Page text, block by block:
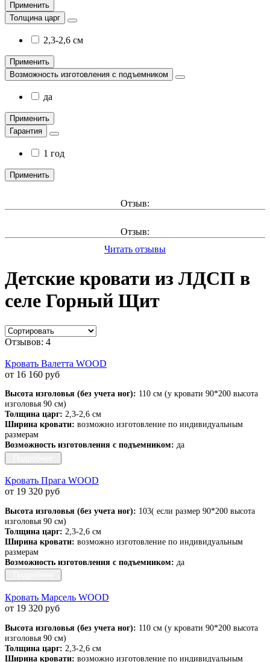
Применить
Толщина царг
2,3-2,6 см
Применить
Возможность изготовления с подъемником
да
Применить
Гарантия
1 год
Применить
Отзыв:
Отзыв:
Читать отзывы
Детские кровати из ЛДСП в
селе Горный Щит
Отзывов: 4
Кровать Валетта WOOD
от 16 160 руб
Высота изголовья (без учета ног): 110 см (у кровати 90*200 высота
изголовья 90 см)
Толщина царг: 2,3-2,6 см
Ширина кровати: возможно изготовление по индивидуальным
размерам
Возможность изготовления с подъемником: да
Кровать Прага WOOD
от 19 320 руб
Высота изголовья (без учета ног): 103( если размер 90*200 высота
изголовья 90 см)
Толщина царг: 2,3-2,6 см
Ширина кровати: возможно изготовление по индивидуальным
размерам
Возможность изготовления с подъемником: да
Кровать Марсель WOOD
от 19 320 руб
Высота изголовья (без учета ног): 110 см (у кровати 90*200 высота
изголовья 90 см)
Толщина царг: 2,3-2,6 см
Ширина кровати: возможно изготовление по индивидуальным